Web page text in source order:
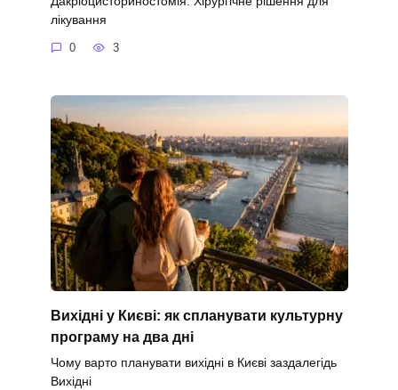
лікування
0 3
Вихідні у Києві: як спланувати культурну
програму на два дні
Чому варто планувати вихідні в Києві заздалегідь
Вихідні